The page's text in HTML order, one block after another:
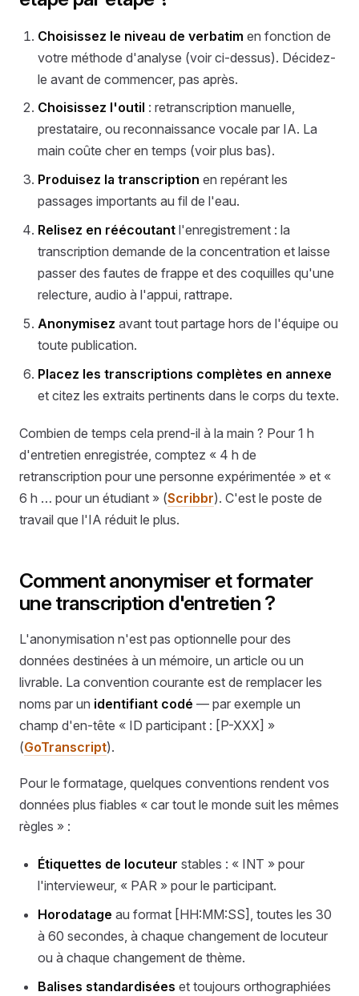
Choisissez le niveau de verbatim en fonction de
votre méthode d'analyse (voir ci-dessus). Décidez-
le avant de commencer, pas après.
Choisissez l'outil : retranscription manuelle,
prestataire, ou reconnaissance vocale par IA. La
main coûte cher en temps (voir plus bas).
Produisez la transcription en repérant les
passages importants au fil de l'eau.
Relisez en réécoutant l'enregistrement : la
transcription demande de la concentration et laisse
passer des fautes de frappe et des coquilles qu'une
relecture, audio à l'appui, rattrape.
Anonymisez avant tout partage hors de l'équipe ou
toute publication.
Placez les transcriptions complètes en annexe
et citez les extraits pertinents dans le corps du texte.
Combien de temps cela prend-il à la main ? Pour 1 h
d'entretien enregistrée, comptez « 4 h de
retranscription pour une personne expérimentée » et «
6 h … pour un étudiant » (Scribbr). C'est le poste de
travail que l'IA réduit le plus.
Comment anonymiser et formater
une transcription d'entretien ?
L'anonymisation n'est pas optionnelle pour des
données destinées à un mémoire, un article ou un
livrable. La convention courante est de remplacer les
noms par un identifiant codé — par exemple un
champ d'en-tête « ID participant : [P-XXX] »
(GoTranscript).
Pour le formatage, quelques conventions rendent vos
données plus fiables « car tout le monde suit les mêmes
règles » :
Étiquettes de locuteur stables : « INT » pour
l'intervieweur, « PAR » pour le participant.
Horodatage au format [HH:MM:SS], toutes les 30
à 60 secondes, à chaque changement de locuteur
ou à chaque changement de thème.
Balises standardisées et toujours orthographiées